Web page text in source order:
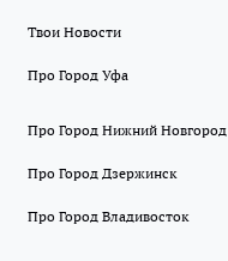
Твои Новости
Про Город Уфа
Про Город Нижний Новгород
Про Город Дзержинск
Про Город Владивосток